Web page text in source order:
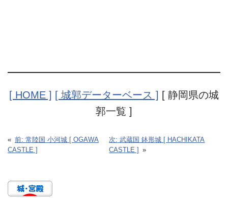
[ HOME ] [ 城郭データーベース ] [ 静岡県の城
郭一覧 ]
« 前: 常陸国 小河城 [ OGAWA
CASTLE ]
次: 武蔵国 鉢形城 [ HACHIKATA
CASTLE ]
»